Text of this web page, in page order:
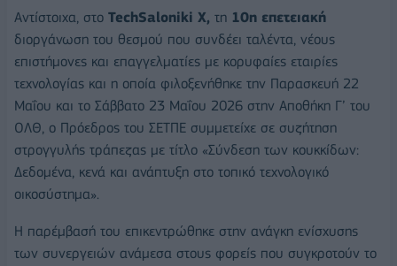
Αντίστοιχα, στο TechSaloniki X, τη 10η επετειακή
διοργάνωση του θεσμού που συνδέει ταλέντα, νέους
επιστήμονες και επαγγελματίες με κορυφαίες εταιρίες
τεχνολογίας και η οποία φιλοξενήθηκε την Παρασκευή 22
Μαΐου και το Σάββατο 23 Μαΐου 2026 στην Αποθήκη Γ’ του
ΟΛΘ, ο Πρόεδρος του ΣΕΤΠΕ συμμετείχε σε συζήτηση
στρογγυλής τράπεζας με τίτλο «Σύνδεση των κουκκίδων:
Δεδομένα, κενά και ανάπτυξη στο τοπικό τεχνολογικό
οικοσύστημα».
Η παρέμβασή του επικεντρώθηκε στην ανάγκη ενίσχυσης
των συνεργειών ανάμεσα στους φορείς που συγκροτούν το